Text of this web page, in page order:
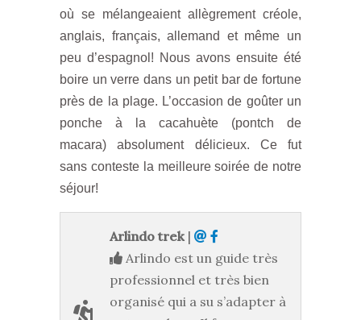
où se mélangeaient allègrement créole,
anglais, français, allemand et même un
peu d’espagnol! Nous avons ensuite été
boire un verre dans un petit bar de fortune
près de la plage. L’occasion de goûter un
ponche à la cacahuète (pontch de
macara) absolument délicieux. Ce fut
sans conteste la meilleure soirée de notre
séjour!
Arlindo trek |
Arlindo est un guide très
professionnel et très bien
organisé qui a su s’adapter à